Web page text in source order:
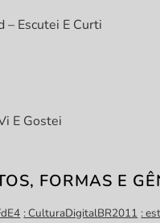
– Escutei E Curti
E Gostei
FORMAS E
: CulturaDigitalBR2011 :